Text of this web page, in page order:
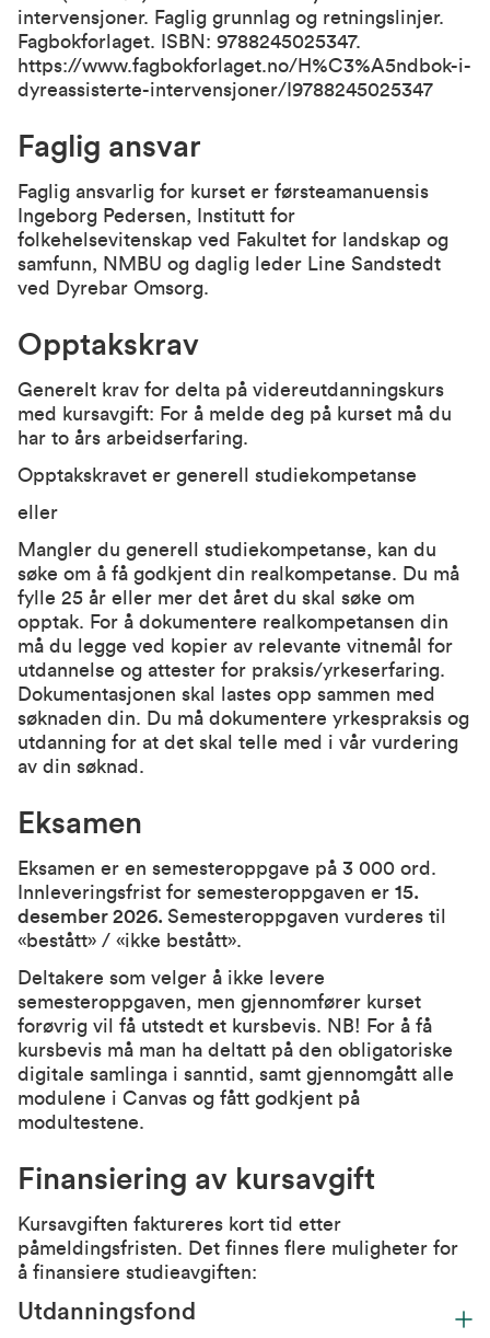
intervensjoner. Faglig grunnlag og retningslinjer.
Fagbokforlaget. ISBN: 9788245025347.
https://www.fagbokforlaget.no/H%C3%A5ndbok-i-
dyreassisterte-intervensjoner/I9788245025347
Faglig ansvar
Faglig ansvarlig for kurset er førsteamanuensis
Ingeborg Pedersen, Institutt for
folkehelsevitenskap ved Fakultet for landskap og
samfunn, NMBU og daglig leder Line Sandstedt
ved Dyrebar Omsorg.
Opptakskrav
Generelt krav for delta på videreutdanningskurs
med kursavgift: For å melde deg på kurset må du
har to års arbeidserfaring.
Opptakskravet er generell studiekompetanse
eller
Mangler du generell studiekompetanse, kan du
søke om å få godkjent din realkompetanse. Du må
fylle 25 år eller mer det året du skal søke om
opptak. For å dokumentere realkompetansen din
må du legge ved kopier av relevante vitnemål for
utdannelse og attester for praksis/yrkeserfaring.
Dokumentasjonen skal lastes opp sammen med
søknaden din. Du må dokumentere yrkespraksis og
utdanning for at det skal telle med i vår vurdering
av din søknad.
Eksamen
Eksamen er en semesteroppgave på 3 000 ord.
Innleveringsfrist for semesteroppgaven er 15.
desember 2026. Semesteroppgaven vurderes til
«bestått» / «ikke bestått».
Deltakere som velger å ikke levere
semesteroppgaven, men gjennomfører kurset
forøvrig vil få utstedt et kursbevis. NB! For å få
kursbevis må man ha deltatt på den obligatoriske
digitale samlinga i sanntid, samt gjennomgått alle
modulene i Canvas og fått godkjent på
modultestene.
Finansiering av kursavgift
Kursavgiften faktureres kort tid etter
påmeldingsfristen. Det finnes flere muligheter for
å finansiere studieavgiften:
Utdanningsfond